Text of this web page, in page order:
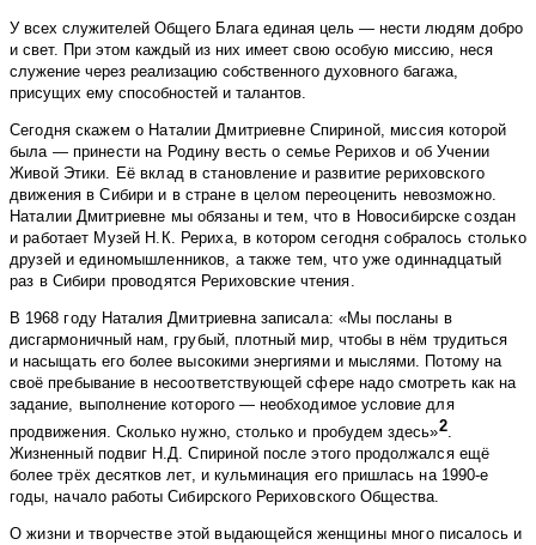
У всех служителей Общего Блага единая цель — нести людям добро
и свет. При этом каждый из них имеет свою особую миссию, неся
служение через реализацию собственного духовного багажа,
присущих ему способностей и талантов.
Сегодня скажем о Наталии Дмитриевне Спириной, миссия которой
была — принести на Родину весть о семье Рерихов и об Учении
Живой Этики. Её вклад в становление и развитие рериховского
движения в Сибири и в стране в целом переоценить невозможно.
Наталии Дмитриевне мы обязаны и тем, что в Новосибирске создан
и работает Музей Н.К. Рериха, в котором сегодня собралось столько
друзей и единомышленников, а также тем, что уже одиннадцатый
раз в Сибири проводятся Рериховские чтения.
В 1968 году Наталия Дмитриевна записала: «Мы посланы в
дисгармоничный нам, грубый, плотный мир, чтобы в нём трудиться
и насыщать его более высокими энергиями и мыслями. Потому на
своё пребывание в несоответствующей сфере надо смотреть как на
задание, выполнение которого — необходимое условие для
продвижения. Сколько нужно, столько и пробудем здесь»2.
Жизненный подвиг Н.Д. Спириной после этого продолжался ещё
более трёх десятков лет, и кульминация его пришлась на 1990-е
годы, начало работы Сибирского Рериховского Общества.
О жизни и творчестве этой выдающейся женщины много писалось и